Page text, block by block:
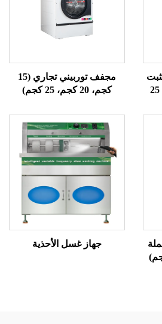
مجفف توربيني تجاري (15
25 كجم)
جهاز غسل الأحذية